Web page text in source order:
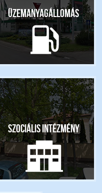
Üzemanyagállomás
Szociális intézmény